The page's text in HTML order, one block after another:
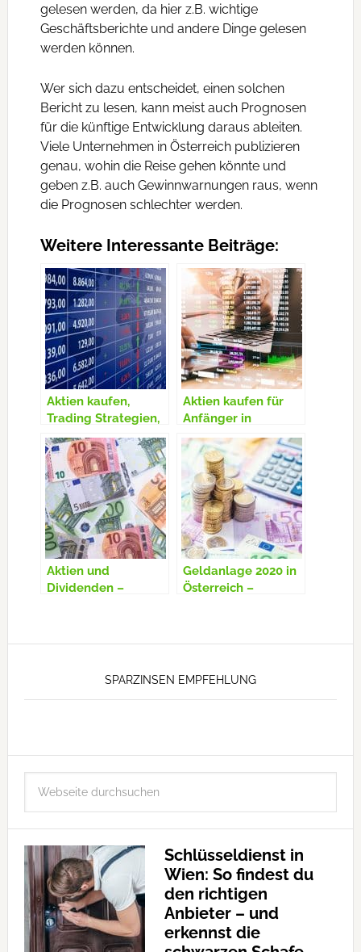
gelesen werden, da hier z.B. wichtige
Geschäftsberichte und andere Dinge gelesen
werden können.
Wer sich dazu entscheidet, einen solchen
Bericht zu lesen, kann meist auch Prognosen
für die künftige Entwicklung daraus ableiten.
Viele Unternehmen in Österreich publizieren
genau, wohin die Reise gehen könnte und
geben z.B. auch Gewinnwarnungen raus, wenn
die Prognosen schlechter werden.
Weitere Interessante Beiträge:
Aktien kaufen,
Trading Strategien,
Dividenden Aktien,
Orderarten,
Sicherheit & Risiko
Aktien kaufen für
Anfänger in
Österreich –
Aktienkauf Tipps
Aktien und
Dividenden –
Geldanlage 2020 in
Österreich –
SPARZINSEN EMPFEHLUNG
Schlüsseldienst in
Wien: So findest du
den richtigen
Anbieter – und
erkennst die